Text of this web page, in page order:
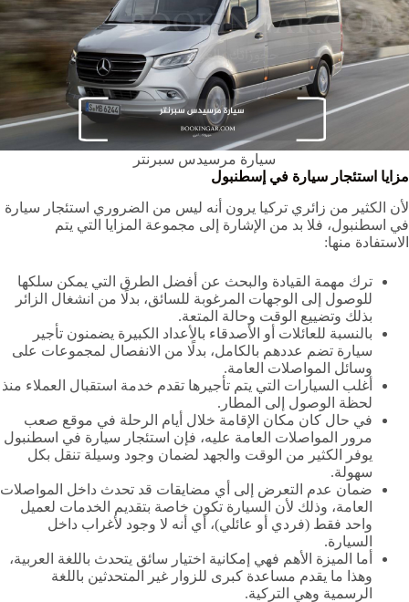
سيارة مرسيدس سبرنتر
مزايا استئجار سيارة في إسطنبول
لأن الكثير من زائري تركيا يرون أنه ليس من الضروري استئجار سيارة
في اسطنبول، فلا بد من الإشارة إلى مجموعة المزايا التي يتم
الاستفادة منها:
ترك مهمة القيادة والبحث عن أفضل الطرق التي يمكن سلكها
للوصول إلى الوجهات المرغوبة للسائق، بدلًا من انشغال الزائر
بذلك وتضييع الوقت وحالة المتعة.
بالنسبة للعائلات أو الأصدقاء بالأعداد الكبيرة يضمنون تأجير
سيارة تضم عددهم بالكامل، بدلًا من الانفصال لمجموعات على
وسائل المواصلات العامة.
أغلب السيارات التي يتم تأجيرها تقدم خدمة استقبال العملاء منذ
لحظة الوصول إلى المطار.
في حال كان مكان الإقامة خلال أيام الرحلة في موقع صعب
مرور المواصلات العامة عليه، فإن استئجار سيارة في اسطنبول
يوفر الكثير من الوقت والجهد لضمان وجود وسيلة تنقل بكل
سهولة.
ضمان عدم التعرض إلى أي مضايقات قد تحدث داخل المواصلات
العامة، وذلك لأن السيارة تكون خاصة بتقديم الخدمات لعميل
واحد فقط (فردي أو عائلي)، أي أنه لا وجود لأغراب داخل
السيارة.
أما الميزة الأهم فهي إمكانية اختيار سائق يتحدث باللغة العربية،
وهذا ما يقدم مساعدة كبرى للزوار غير المتحدثين باللغة
الرسمية وهي التركية.